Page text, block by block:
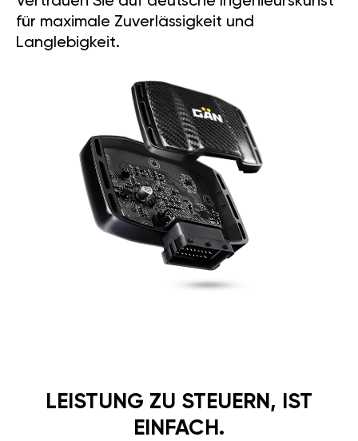
für maximale Zuverlässigkeit und
Langlebigkeit.
LEISTUNG ZU STEUERN, IST
EINFACH.